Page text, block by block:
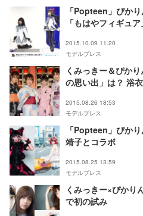
「Popteen」ぴか
「もはやフィギュア
2015.10.09 11:20
モデルプレス
くみっきー＆ぴか
の思い出」は？ 浴
2015.08.26 18:53
モデルプレス
「Popteen」ぴか
靖子とコラボ
2015.08.25 13:59
モデルプレス
くみっきー×ぴかり
で初の試み